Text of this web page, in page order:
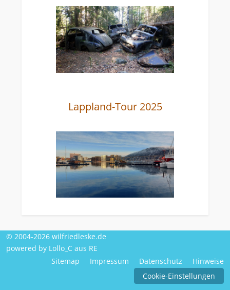
Lappland-Tour 2025
© 2004-2026 wilfriedleske.de
powered by Lollo_C aus RE
Sitemap
Impressum Datenschutz
Hinweise
Cookie-Einstellungen